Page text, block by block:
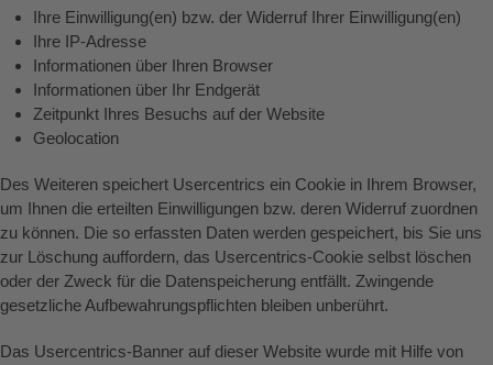
Ihre Einwilligung(en) bzw. der Widerruf Ihrer Einwilligung(en)
Ihre IP-Adresse
Informationen über Ihren Browser
Informationen über Ihr Endgerät
Zeitpunkt Ihres Besuchs auf der Website
Geolocation
Des Weiteren speichert Usercentrics ein Cookie in Ihrem Browser,
um Ihnen die erteilten Einwilligungen bzw. deren Widerruf zuordnen
zu können. Die so erfassten Daten werden gespeichert, bis Sie uns
zur Löschung auffordern, das Usercentrics-Cookie selbst löschen
oder der Zweck für die Datenspeicherung entfällt. Zwingende
gesetzliche Aufbewahrungspflichten bleiben unberührt.
Das Usercentrics-Banner auf dieser Website wurde mit Hilfe von